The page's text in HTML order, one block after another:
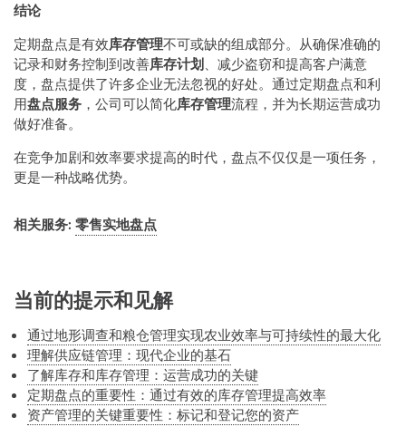
结论
定期盘点是有效库存管理不可或缺的组成部分。从确保准确的
记录和财务控制到改善库存计划、减少盗窃和提高客户满意
度，盘点提供了许多企业无法忽视的好处。通过定期盘点和利
用盘点服务 ，公司可以简化库存管理流程，并为长期运营成功
做好准备。
在竞争加剧和效率要求提高的时代，盘点不仅仅是一项任务，
更是一种战略优势。
相关服务: 零售实地盘点
当前的提示和见解
通过地形调查和粮仓管理实现农业效率与可持续性的最大化
理解供应链管理：现代企业的基石
了解库存和库存管理：运营成功的关键
定期盘点的重要性：通过有效的库存管理提高效率
资产管理的关键重要性：标记和登记您的资产